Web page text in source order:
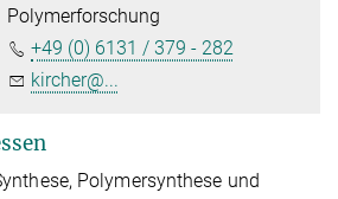
Polymerforschung
+49 (0) 6131 / 379 - 282
kircher@...
Polymersynthese und